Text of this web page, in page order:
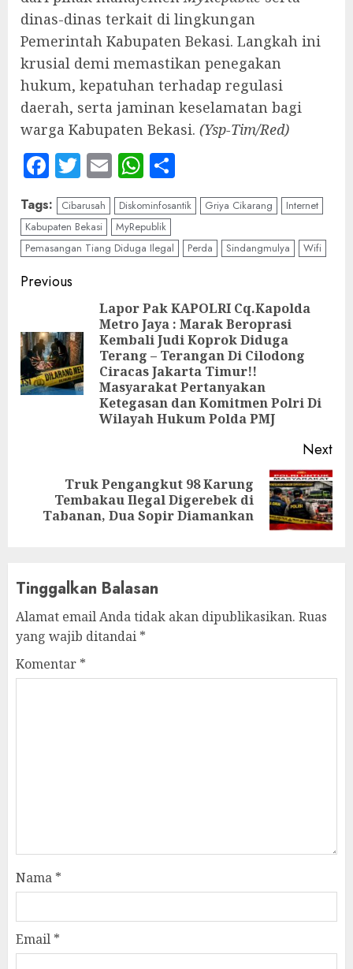
dinas-dinas terkait di lingkungan
Pemerintah Kabupaten Bekasi. Langkah ini
krusial demi memastikan penegakan
hukum, kepatuhan terhadap regulasi
daerah, serta jaminan keselamatan bagi
warga Kabupaten Bekasi. (Ysp-Tim/Red)
Facebook
Twitter
EmailWhatsApp
Tags: Cibarusah Diskominfosantik Griya Cikarang
Internet
Kabupaten Bekasi
MyRepublik
Pemasangan Tiang Diduga Ilegal
Perda Sindangmulya Wifi
Continue
Reading
Previous
Lapor Pak KAPOLRI Cq.Kapolda
Metro Jaya : Marak Beroprasi
Kembali Judi Koprok Diduga
Terang – Terangan Di Cilodong
Ciracas Jakarta Timur!!
Masyarakat Pertanyakan
Ketegasan dan Komitmen Polri Di
Wilayah Hukum Polda PMJ
Next
post:
Truk Pengangkut 98 Karung
Tembakau Ilegal Digerebek di
Tabanan, Dua Sopir Diamankan
Tinggalkan Balasan
Alamat email Anda tidak akan dipublikasikan. Ruas
yang wajib ditandai *
Komentar *
Nama *
Email *